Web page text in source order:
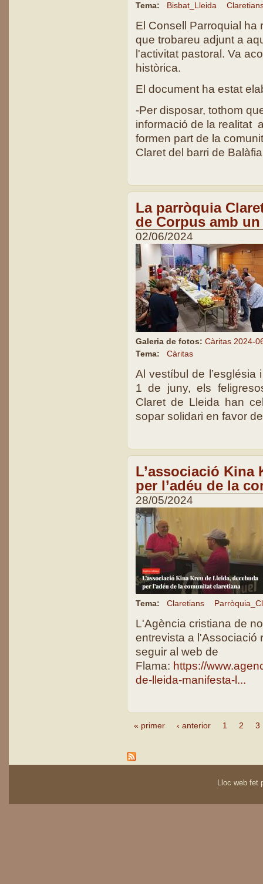
Tema: Bisbat_Lleida
El Consell Parroquial ha
que trobareu adjunt a
l'activitat pastoral. Va
històrica.
El document ha estat
-Per disposar, tothom
informació de la realitat
formen part de la
Claret del barri de
La parròquia
de Corpus amb
02/06/2024
Galeria de fotos: Càritas 2024-
Tema:
Càritas
Al vestíbul de
1 de juny, els
Claret de Lleida han
sopar solidari en favor
L’associació Kina
per l’adéu de la
28/05/2024
Tema: Claretians
L'Agència cristiana de
entrevista a l'Associació
seguir al web de
Flama: https://
de-lleida-manifesta-l...
Pàgines
« primer ‹ anterior 1 2 3
Lloc web fet